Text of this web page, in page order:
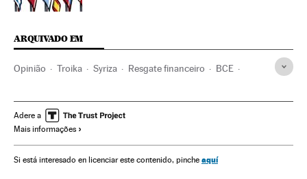
ARQUIVADO EM
Opinião Troika Syriza Resgate financeiro BCE
Crise econômica Grécia
Recessão econômica
Crise financeira Europa Central Bancos
Adere a
Mais informações
Si está interesado en licenciar este contenido, pinche aquí